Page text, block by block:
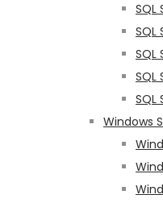
SQL
SQL
SQL
SQL
SQL
Windows